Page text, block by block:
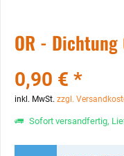
OR - Dichtung
0,90 € *
inkl. MwSt. zzgl.
Sofort versandfertig,